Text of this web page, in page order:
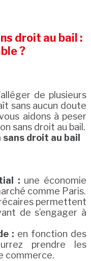
droit au bail :
?
de plusieurs
sans aucun doute
aidons à peser
sans droit au bail.
droit au bail
: une économie
comme Paris.
permettent
de s’engager à
: en fonction des
prendre les
commerce.